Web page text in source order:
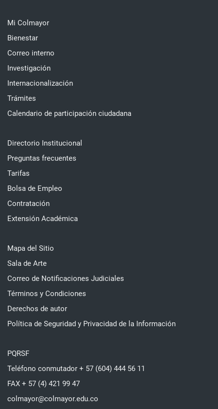
Mi Colmayor
Bienestar
Correo interno
Investigación
Internacionalización
Trámites
Calendario de participación ciudadana
Directorio Institucional
Preguntas frecuentes
Tarifas
Bolsa de Empleo
Contratación
Extensión Académica
Mapa del Sitio
Sala de Arte
Correo de Notificaciones Judiciales
Términos y Condiciones
Derechos de autor
Política de Seguridad y Privacidad de la Información
PQRSF
Teléfono conmutador + 57 (604) 444 56 11
FAX + 57 (4) 421 99 47
colmayor@colmayor.edu.co